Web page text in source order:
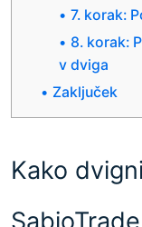
7. korak:
8. korak:
v dviga
Zaključek
Kako